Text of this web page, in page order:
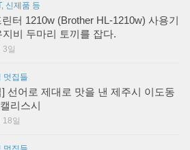
신제품 등
터 1210w (Brother HL-1210w) 사용기
지비 두마리 토끼를 잡다.
일
멋집들
] 선어로 제대로 맛을 낸 제주시 이도동
리스시
일